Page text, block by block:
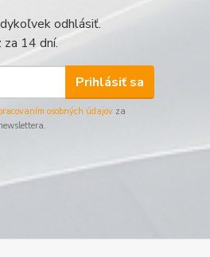
odhlásiť.
za 14 dní.
Prihlásiť sa
osobných údajov za